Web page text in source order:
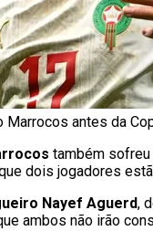
Marrocos antes da
também
dois jogadores
Nayef Aguerd,
ambos não irão